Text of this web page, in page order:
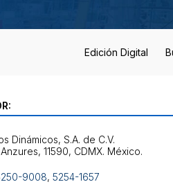
Edición Digital
Dinámicos, S.A. de C.V.
9008, 5254-1657